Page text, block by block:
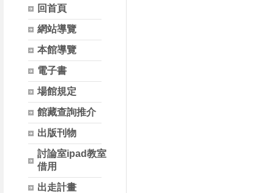
回首頁
網站導覽
本館導覽
電子書
場館規定
館藏查詢推介
出版刊物
討論室ipad教室
借用
出走計畫